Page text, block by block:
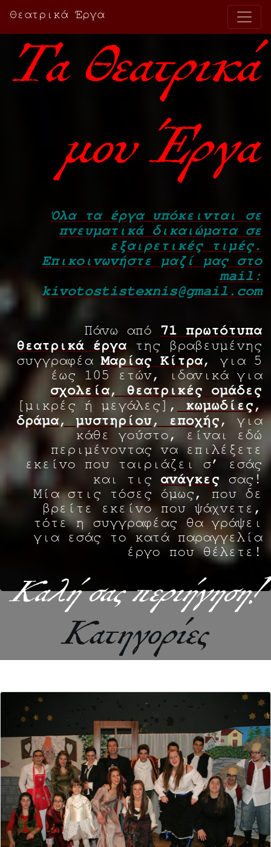
Θεατρικά Έργα
Τα Θεατρικά
μου Έργα
Όλα τα έργα υπόκεινται σε
πνευματικά δικαιώματα σε
εξαιρετικές τιμές.
Επικοινωνήστε μαζί μας στο
mail:
kivotostistexnis@gmail.com
Πάνω από 71 πρωτότυπα
θεατρικά έργα της βραβευμένης
συγγραφέαΜαρίας Κίτρα, για 5
έως 105 ετών, ιδανικά για
σχολεία, θεατρικές ομάδες
[μικρές ή μεγάλες], κωμωδίες,
δράμα, μυστηρίου, εποχής, για
κάθε γούστο, είναι εδώ
περιμένοντας να επιλέξετε
εκείνο που ταιριάζει σ’ εσάς
και τις ανάγκες σας!
Μία στις τόσες όμως, που δε
βρείτε εκείνο που ψάχνετε,
τότε η συγγραφέας θα γράψει
για εσάς το κατά παραγγελία
έργο που θέλετε!
Καλή σας περιήγηση!
Κατηγορίες